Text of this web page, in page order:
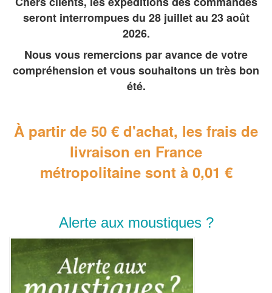
seront interrompues du 28 juillet au 23 août
2026.
Nous vous remercions par avance de votre
compréhension et vous souhaitons un très bon
été.
À partir de 50 € d'achat, les frais de
livraison en France
métropolitainesont à 0,01 €
Alerte aux moustiques ?